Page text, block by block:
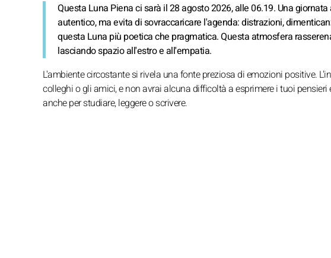
Questa Luna Piena ci sarà il 28 agosto 2026, alle 06.19. Una
autentico, ma evita di sovraccaricare l'agenda: distrazioni,
questa Luna più poetica che pragmatica. Questa atmosfera
lasciando spazio all'estro e all'empatia.
L'ambiente circostante si rivela una fonte preziosa di emozioni positive.
colleghi o gli amici, e non avrai alcuna difficoltà a esprimere i tuoi
anche per studiare, leggere o scrivere.